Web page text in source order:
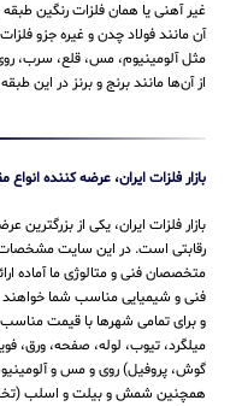
غیر آهنی یا همان فلزات رنگین طبقه
آن مانند فولاد چدن و غیره جزو
مثل آلومینیوم، مس، قلع، سرب،
از آن‌ها مانند برنج و برنز در این
بازار فلزات ایران، عرضه کننده انواع
بازار فلزات ایران، یکی از بزرگترین
رقابتی است. در این سایت مشخصات
متخصصان فنی و متالوژی ما آماده
فنی و شیمیایی مناسب شما
و برای تمامی شهرها با قیمت مناسب
میلگرد، تیوب، لوله، صفحه، ورق،
گوش، پروفیل) روی و مس و
همچنین شمش و بیلت و اسلب